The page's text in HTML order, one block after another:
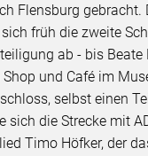
Flensburg gebracht.
früh die zweite
ab - bis Beate
und Café im
selbst einen
sich die Strecke mit
Timo Höfker, der